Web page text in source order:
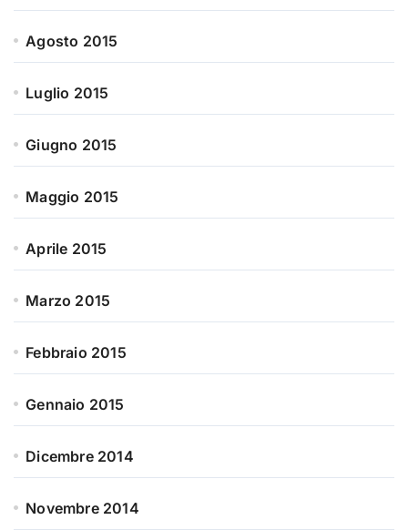
Agosto 2015
Luglio 2015
Giugno 2015
Maggio 2015
Aprile 2015
Marzo 2015
Febbraio 2015
Gennaio 2015
Dicembre 2014
Novembre 2014